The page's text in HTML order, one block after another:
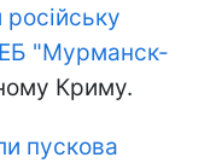
"Мурманск-
Криму.
пускова